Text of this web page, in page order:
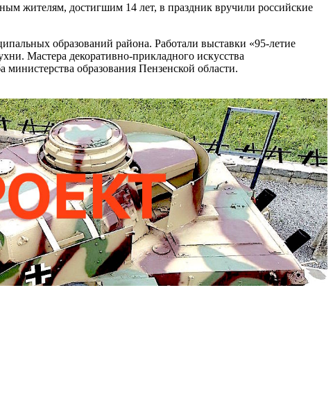
жителям, достигшим 14 лет, в праздник вручили российские
образований района. Работали выставки «95-летие
Мастера декоративно-прикладного искусства
образования Пензенской области.